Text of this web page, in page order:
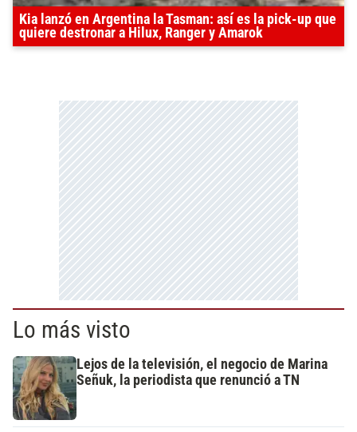
Kia lanzó en Argentina la Tasman: así es la pick-up que
quiere destronar a Hilux, Ranger y Amarok
Lo más visto
Lejos de la televisión, el negocio de Marina
Señuk, la periodista que renunció a TN